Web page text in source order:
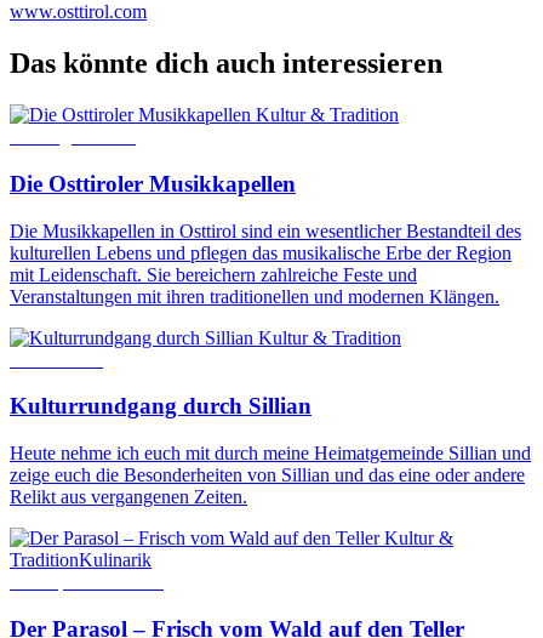
www.osttirol.com
Das könnte dich auch interessieren
Kultur & Tradition
Die Osttiroler Musikkapellen
Die Musikkapellen in Osttirol sind ein wesentlicher Bestandteil des
kulturellen Lebens und pflegen das musikalische Erbe der Region
mit Leidenschaft. Sie bereichern zahlreiche Feste und
Veranstaltungen mit ihren traditionellen und modernen Klängen.
Kultur & Tradition
Kulturrundgang durch Sillian
Heute nehme ich euch mit durch meine Heimatgemeinde Sillian und
zeige euch die Besonderheiten von Sillian und das eine oder andere
Relikt aus vergangenen Zeiten.
Kultur &
TraditionKulinarik
Der Parasol – Frisch vom Wald auf den Teller